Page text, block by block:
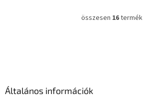
L
összesen 16termék
Általános információk